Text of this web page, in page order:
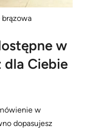
w
dla Ciebie
w
dopasujesz